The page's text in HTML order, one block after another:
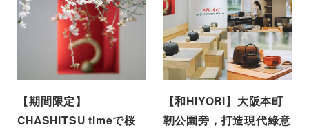
【期間限定】
CHASHITSU timeで桜
【和HIYORI】大阪本町
靭公園旁，打造現代綠意